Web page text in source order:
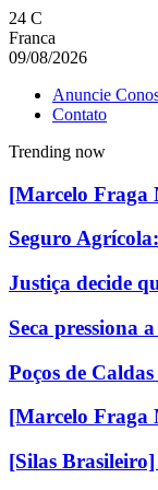
24 C
Franca
09/08/2026
Anuncie
Contato
Trending now
[Marcelo Fraga
Seguro
Justiça decide
Seca pressiona
Poços de
[Marcelo Fraga
[Silas